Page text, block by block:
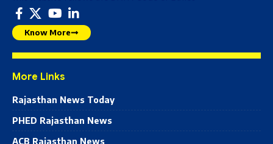
Know More
More Links
Rajasthan News Today
PHED Rajasthan News
ACB Rajasthan News